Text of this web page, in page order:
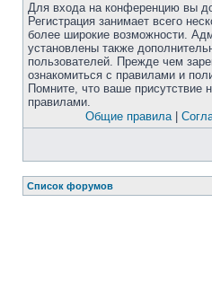
Для входа на конференцию вы
Регистрация занимает всего
более широкие возможности.
установлены также
пользователей. Прежде чем
ознакомиться с правилами и
Помните, что ваше присутствие
правилами.
Общие правила|
Список форумов